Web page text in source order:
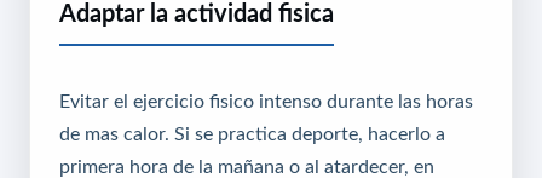
Adaptar la actividad fisica
Evitar el ejercicio fisico intenso durante las horas
de mas calor. Si se practica deporte, hacerlo a
primera hora de la mañana o al atardecer, en